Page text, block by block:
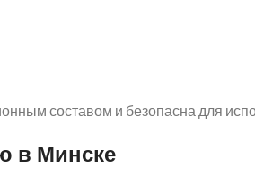
составом и безопасна для
в Минске